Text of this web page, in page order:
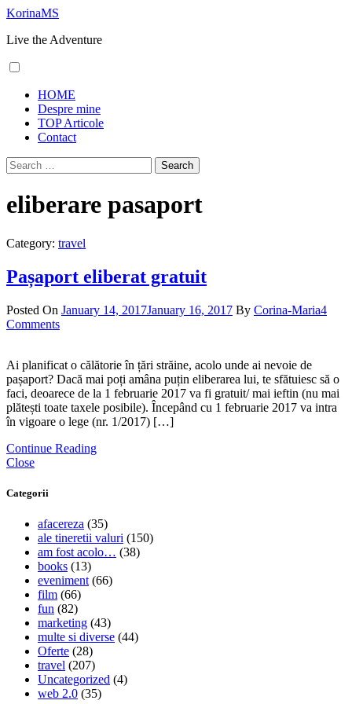
Skip
content
KorinaMS
Live the Adventure
Menu
HOME
Despre mine
TOP Articole
Contact
Search
for:
eliberare pasaport
Category: travel
Pașaport eliberat gratuit
Posted On January 14, 2017January 16, 2017 By Corina-Maria4
Comments
Ai planificat o călătorie în țări străine, acolo unde ai nevoie de
pașaport? Dacă mai poți amâna puțin eliberarea lui, te sfătuiesc să o
faci, deoarece de la 1 februarie 2017 va fi gratuit/ mai ieftin (nu mai
plătești toate taxele posibile). Începând cu 1 februarie 2017 va intra
în vigoare o lege (nr. 1/2017) […]
Continue Reading
Close
Categorii
afacereza (35)
ale tineretii valuri (150)
am fost acolo… (38)
books (13)
eveniment (66)
film (66)
fun (82)
marketing (43)
multe si diverse (44)
Oferte (28)
travel (207)
Uncategorized (4)
web 2.0 (35)